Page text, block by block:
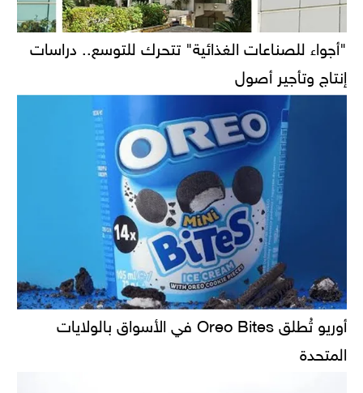
"أجواء للصناعات الغذائية" تتحرك للتوسع.. دراسات
إنتاج وتأجير أصول
أوريو تُطلق Oreo Bites في الأسواق بالولايات
المتحدة